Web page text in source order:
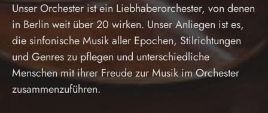
Unser Orchester ist ein Liebhaberorchester, von denen
in Berlin weit über 20 wirken. Unser Anliegen ist es,
die sinfonische Musik aller Epochen, Stilrichtungen
und Genres zu pflegen und unterschiedliche
Menschen mit ihrer Freude zur Musik im Orchester
zusammenzuführen.